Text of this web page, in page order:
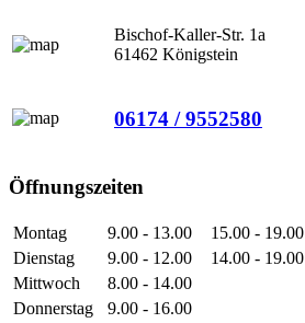
Bischof-Kaller-Str. 1a
61462 Königstein
06174 / 9552580
Öffnungszeiten
Montag 9.00 - 13.00
15.00 - 19.00
Dienstag
9.00 - 12.00
14.00 - 19.00
Mittwoch
8.00 - 14.00
Donnerstag
9.00 - 16.00